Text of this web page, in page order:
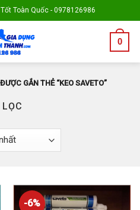
Toàn Quốc - 0978126986
0
GẮN THẺ “KEO SAVETO”
LỌC
-6%